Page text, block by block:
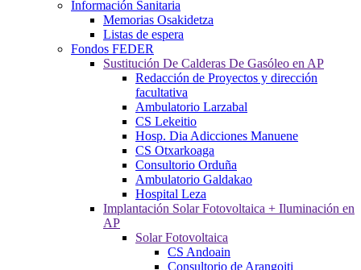
Información Sanitaria
Memorias Osakidetza
Listas de espera
Fondos FEDER
Sustitución De Calderas De Gasóleo en AP
Redacción de Proyectos y dirección
facultativa
Ambulatorio Larzabal
CS Lekeitio
Hosp. Dia Adicciones Manuene
CS Otxarkoaga
Consultorio Orduña
Ambulatorio Galdakao
Hospital Leza
Implantación Solar Fotovoltaica + Iluminación en
AP
Solar Fotovoltaica
CS Andoain
Consultorio de Arangoiti